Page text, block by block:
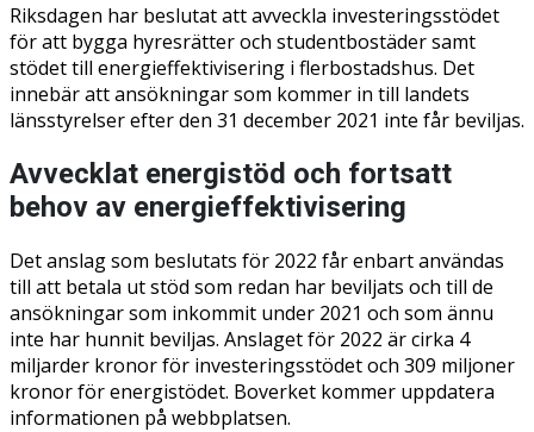
Riksdagen har beslutat att avveckla investeringsstödet
för att bygga hyresrätter och studentbostäder samt
stödet till energieffektivisering i flerbostadshus. Det
innebär att ansökningar som kommer in till landets
länsstyrelser efter den 31 december 2021 inte får beviljas.
Avvecklat energistöd och fortsatt
behov av energieffektivisering
Det anslag som beslutats för 2022 får enbart användas
till att betala ut stöd som redan har beviljats och till de
ansökningar som inkommit under 2021 och som ännu
inte har hunnit beviljas. Anslaget för 2022 är cirka 4
miljarder kronor för investeringsstödet och 309 miljoner
kronor för energistödet. Boverket kommer uppdatera
informationen på webbplatsen.